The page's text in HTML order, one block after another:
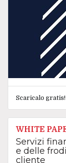
Scaricalo gratis!
WHITE
Servizi
e delle
cliente